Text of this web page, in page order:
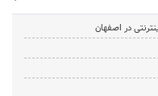
در اصفهان